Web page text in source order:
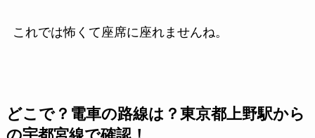
これでは怖くて座席に座れませんね。
どこで？電車の路線は？東京都上野駅から